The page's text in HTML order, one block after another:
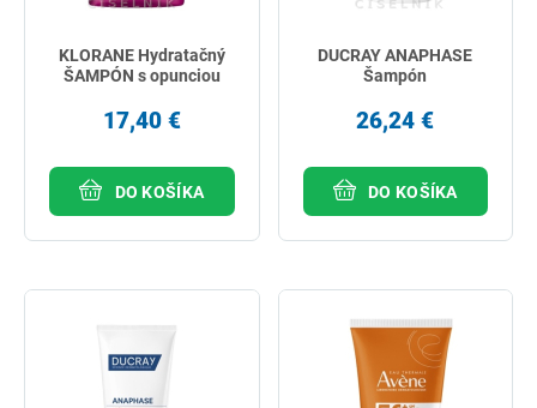
KLORANE Hydratačný
ŠAMPÓN s opunciou
17,40 €
DO KOŠÍKA
DUCRAY ANAPHASE
Šampón
26,24 €
DO KOŠÍKA